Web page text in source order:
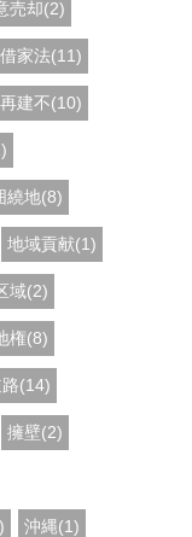
売却(2)
家法(11)
再建不(10)
繞地(8)
地域貢献(1)
域(2)
権(8)
(14)
擁壁(2)
沖縄(1)